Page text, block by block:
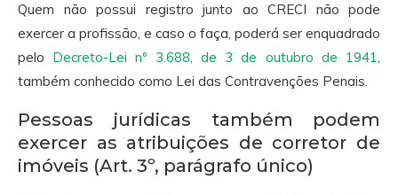
Quem não possui registro junto ao CRECI não pode
exercer a profissão, e caso o faça, poderá ser enquadrado
pelo Decreto-Lei nº 3.688, de 3 de outubro de 1941,
também conhecido como Lei das Contravenções Penais.
Pessoas jurídicas também podem
exercer as atribuições de corretor de
imóveis (Art. 3º, parágrafo único)